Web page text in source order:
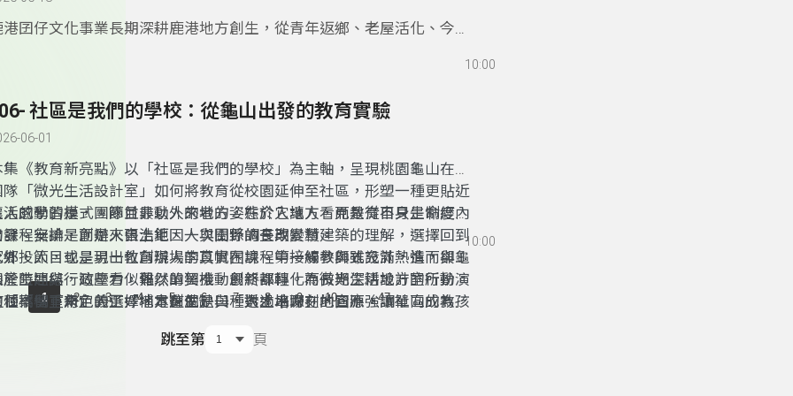
港囝仔文化事業長期深耕鹿港地方創生，從青年返鄉、老屋活化、今秋
合的可能性。尤其在「青聚點」相關計畫中，透過實際走讀、地方實作
方生活的一種方式。
10:00
社區是我們的學校：從龜山出發的教育實驗
06-01
集《教育新亮點》以「社區是我們的學校」為主軸，呈現桃園龜山在地
隊「微光生活設計室」如何將教育從校園延伸至社區，形塑一種更貼近
活的學習模式。節目最動人的地方，在於它讓人看見教育不只是制度內
課程安排，而是來自土地、人與關係的長期累積。
人感動的是，團隊並非以外來者的姿態介入地方，而是從自身生命經驗
發。無論是創辦人張浩鉅因一次田野調查改變對建築的理解，選擇回到
鄉投入，或是另一位創辦人李苡帆在課程中接觸參與式設計，進而與龜
產生連結，這些看似偶然的契機，最終都轉化為長期深耕地方的行動。
種「留下來」的選擇，本身就是一種對土地深刻的回應。
外，節目也呈現出教育現場的真實困境。第一線教師雖充滿熱情，卻受
於時間與行政壓力，難以單獨推動創新課程。而微光生活設計室所扮演
「橋樑」角色，正好補足這個缺口，透過串聯在地資源，讓社區成為孩
個案例重新定義了「地方創生」與「人才培力」。它不強調單向的教
中發揮影響力。當個人的力量被串聯，地方不再只是地理空間，而成為
10:00
1 2 3 4 5 6 7 8 9 10 ... 47
跳至第 頁